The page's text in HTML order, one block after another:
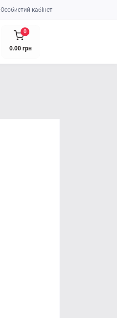
Особистий кабінет
0
0.00 грн